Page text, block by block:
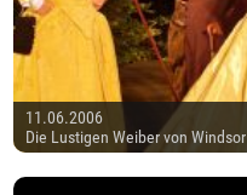
11.06.2006
Die Lustigen Weiber von Windsor